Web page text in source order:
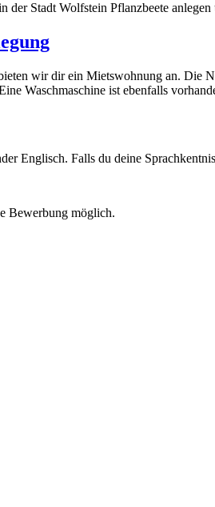
der Stadt Wolfstein Pflanzbeete
wir dir ein Mietswohnung an. Die
Waschmaschine ist ebenfalls
Englisch. Falls du deine
Bewerbung möglich.